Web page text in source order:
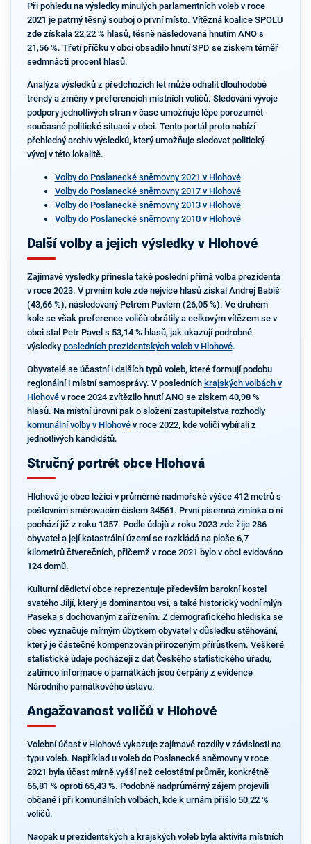
Při pohledu na výsledky minulých parlamentních voleb v roce
2021 je patrný těsný souboj o první místo. Vítězná koalice SPOLU
zde získala 22,22 % hlasů, těsně následovaná hnutím ANO s
21,56 %. Třetí příčku v obci obsadilo hnutí SPD se ziskem téměř
sedmnácti procent hlasů.
Analýza výsledků z předchozích let může odhalit dlouhodobé
trendy a změny v preferencích místních voličů. Sledování vývoje
podpory jednotlivých stran v čase umožňuje lépe porozumět
současné politické situaci v obci. Tento portál proto nabízí
přehledný archiv výsledků, který umožňuje sledovat politický
vývoj v této lokalitě.
Volby do Poslanecké sněmovny 2021 v Hlohové
Volby do Poslanecké sněmovny 2017 v Hlohové
Volby do Poslanecké sněmovny 2013 v Hlohové
Volby do Poslanecké sněmovny 2010 v Hlohové
Další volby a jejich výsledky v Hlohové
Zajímavé výsledky přinesla také poslední přímá volba prezidenta
v roce 2023. V prvním kole zde nejvíce hlasů získal Andrej Babiš
(43,66 %), následovaný Petrem Pavlem (26,05 %). Ve druhém
kole se však preference voličů obrátily a celkovým vítězem se v
obci stal Petr Pavel s 53,14 % hlasů, jak ukazují podrobné
výsledky posledních prezidentských voleb v Hlohové.
Obyvatelé se účastní i dalších typů voleb, které formují podobu
regionální i místní samosprávy. V posledních krajských volbách v
Hlohovév roce 2024 zvítězilo hnutí ANO se ziskem 40,98 %
hlasů. Na místní úrovni pak o složení zastupitelstva rozhodly
komunální volby v Hlohovév roce 2022, kde voliči vybírali z
jednotlivých kandidátů.
Stručný portrét obce Hlohová
Hlohová je obec ležící v průměrné nadmořské výšce 412 metrů s
poštovním směrovacím číslem 34561. První písemná zmínka o ní
pochází již z roku 1357. Podle údajů z roku 2023 zde žije 286
obyvatel a její katastrální území se rozkládá na ploše 6,7
kilometrů čtverečních, přičemž v roce 2021 bylo v obci evidováno
124 domů.
Kulturní dědictví obce reprezentuje především barokní kostel
svatého Jiljí, který je dominantou vsi, a také historický vodní mlýn
Paseka s dochovaným zařízením. Z demografického hlediska se
obec vyznačuje mírným úbytkem obyvatel v důsledku stěhování,
který je částečně kompenzován přirozeným přírůstkem. Veškeré
statistické údaje pocházejí z dat Českého statistického úřadu,
zatímco informace o památkách jsou čerpány z evidence
Národního památkového ústavu.
Angažovanost voličů v Hlohové
Volební účast v Hlohové vykazuje zajímavé rozdíly v závislosti na
typu voleb. Například u voleb do Poslanecké sněmovny v roce
2021 byla účast mírně vyšší než celostátní průměr, konkrétně
66,81 % oproti 65,43 %. Podobně nadprůměrný zájem projevili
občané i při komunálních volbách, kde k urnám přišlo 50,22 %
voličů.
Naopak u prezidentských a krajských voleb byla aktivita místních